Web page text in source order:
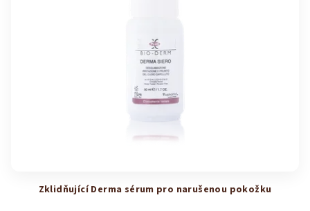
Zklidňující Derma sérum pro narušenou pokožku